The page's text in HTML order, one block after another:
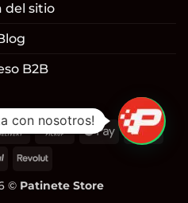
del sitio
B2B
Cash
Delivery
Cash
Google
Pay
PayPal Revolut
© Patinete Store
con nosotros! 1